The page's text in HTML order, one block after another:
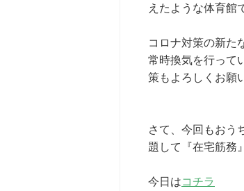
えたような体育館
コロナ対策の新た
常時換気を行って
策もよろしくお願
さて、今回もおう
題して『在宅筋務
今日はコチラ